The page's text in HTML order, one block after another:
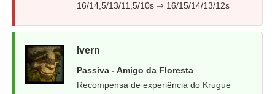
16/14,5/13/11,5/10s ⇒ 16/15/14/13/12s
Ivern
Passiva - Amigo da Floresta
Recompensa de experiência do Krugue